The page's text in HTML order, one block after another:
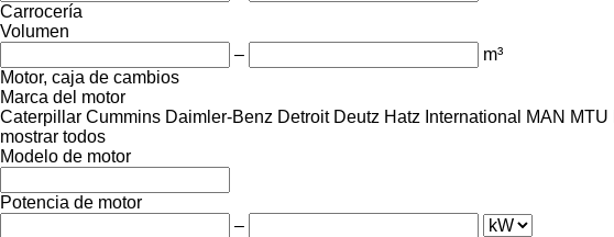
Carrocería
Volumen
–
m³
Motor, caja de cambios
Marca del motor
Caterpillar Cummins Daimler-Benz Detroit Deutz Hatz International MAN MTU
mostrar todos
Modelo de motor
Potencia de motor
–